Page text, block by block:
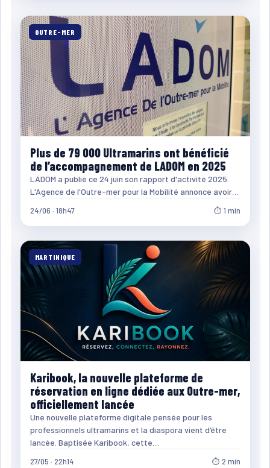
OUTRE-MER
Plus de 79 000 Ultramarins ont bénéficié
de l’accompagnement de LADOM en 2025
LADOM a publié ce 24 juin son rapport d'activité 2025.
L'Agence de l'Outre-mer pour la Mobilité annonce avoir…
24/06 · 18h47 ⏱ 1 min
MARTINIQUE
Karibook, la nouvelle plateforme de
réservation en ligne dédiée aux Outre-mer,
officiellement lancée
Une nouvelle plateforme digitale pensée pour les
professionnels ultramarins et la diaspora vient d’être
lancée. Baptisée Karibook, cette…
27/05 · 22h14 ⏱ 2 min